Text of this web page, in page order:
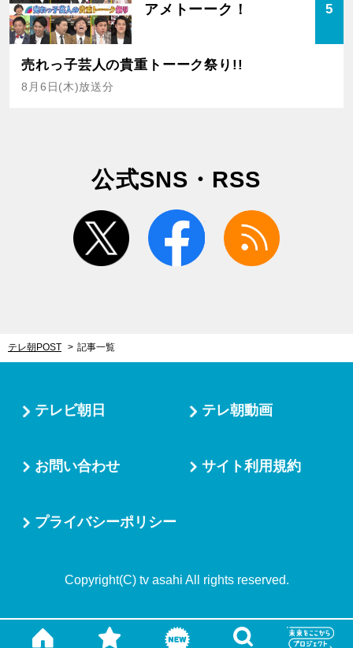
アメトーーク！ 5
売れっ子芸人の貴重トーーク祭り!!
8月6日(木)放送分
公式SNS・RSS
twitter facebook
テレ朝POST 記事一覧
テレビ朝日 テレ朝動画
お問い合わせ サイト利用規約
プライバシーポリシー
Copyright(C) tv asahi All rights reserved.